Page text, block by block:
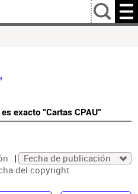
…
es exacto "Cartas CPAU"
Fecha de publicación
del copyright